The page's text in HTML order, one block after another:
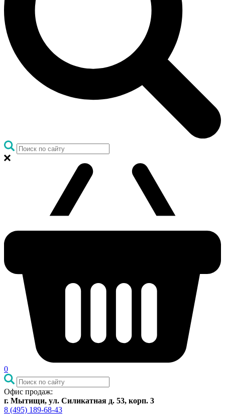
0
Офис продаж:
г. Мытищи, ул. Силикатная д. 53, корп. 3
8 (495) 189-68-43